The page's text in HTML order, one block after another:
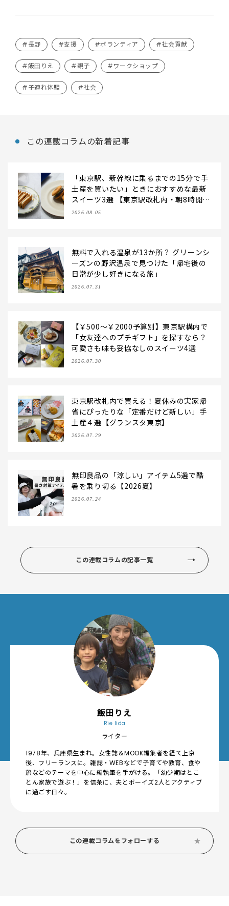
#長野 #支援 #ボランティア #社会貢献
#飯田りえ #親子 #ワークショップ
#子連れ体験 #社会
この連載コラムの新着記事
「東京駅、新幹線に乗るまでの15分で手
土産を買いたい」ときにおすすめな最新
スイーツ3選 【東京駅改札内・朝8時開
店】
2026.08.05
無料で入れる温泉が13か所？ グリーンシ
ーズンの野沢温泉で見つけた「帰宅後の
日常が少し好きになる旅」
2026.07.31
【￥500～￥2000予算別】東京駅構内で
「女友達へのプチギフト」を探すなら？
可愛さも味も妥協なしのスイーツ4選
2026.07.30
東京駅改札内で買える！夏休みの実家帰
省にぴったりな「定番だけど新しい」手
土産４選【グランスタ東京】
2026.07.29
無印良品の「涼しい」アイテム5選で酷
暑を乗り切る【2026夏】
2026.07.24
この連載コラムの記事一覧
飯田りえ
Rie Iida
ライター
1978年、兵庫県生まれ。女性誌＆MOOK編集者を経て上京
後、フリーランスに。雑誌・WEBなどで子育てや教育、食や
旅などのテーマを中心に編執筆を手がける。「幼少期はとこ
とん家族で遊ぶ！」を信条に、夫とボーイズ2人とアクティブ
に過ごす日々。
この連載コラムをフォローする